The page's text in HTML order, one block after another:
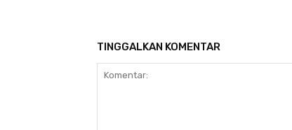
TINGGALKAN KOMENTAR